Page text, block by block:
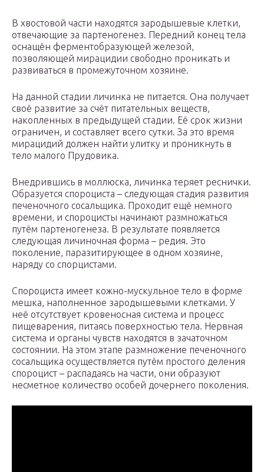
В хвостовой части находятся зародышевые клетки,
отвечающие за партеногенез. Передний конец тела
оснащён ферментобразующей железой,
позволяющей мирацидии свободно проникать и
развиваться в промежуточном хозяине.
На данной стадии личинка не питается. Она получает
своё развитие за счёт питательных веществ,
накопленных в предыдущей стадии. Её срок жизни
ограничен, и составляет всего сутки. За это время
мирацидий должен найти улитку и проникнуть в
тело малого Прудовика.
Внедрившись в моллюска, личинка теряет реснички.
Образуется спороциста – следующая стадия развития
печеночного сосальщика. Проходит ещё немного
времени, и спороцисты начинают размножаться
путём партеногенеза. В результате появляется
следующая личиночная форма – редия. Это
поколение, паразитирующее в одном хозяине,
наряду со спорцистами.
Спороциста имеет кожно-мускульное тело в форме
мешка, наполненное зародышевыми клетками. У
неё отсутствует кровеносная система и процесс
пищеварения, питаясь поверхностью тела. Нервная
система и органы чувств находятся в зачаточном
состоянии. На этом этапе размножение печеночного
сосальщика осуществляется путём простого деления
спороцист – распадаясь на части, они образуют
несметное количество особей дочернего поколения.